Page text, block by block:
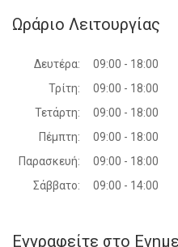
Ωράριο Λειτουργίας
Δευτέρα:
09:00 - 18:00
Τρίτη:
09:00 - 18:00
Τετάρτη:
09:00 - 18:00
Πέμπτη:
09:00 - 18:00
Παρασκευή:
09:00 - 18:00
Σάββατο:
09:00 - 14:00
Εγγραφείτε στο